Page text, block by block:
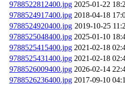
9788522812400.jpg 2025-01-22
9788524917400.jpg 2018-04-18
9788524920400.jpg 2019-10-25
9788525048400.jpg 2025-01-10
9788525415400.jpg 2021-02-18
9788525431400.jpg 2021-02-18
9788526009400.jpg 2026-02-14
9788526236400.jpg 2017-09-10